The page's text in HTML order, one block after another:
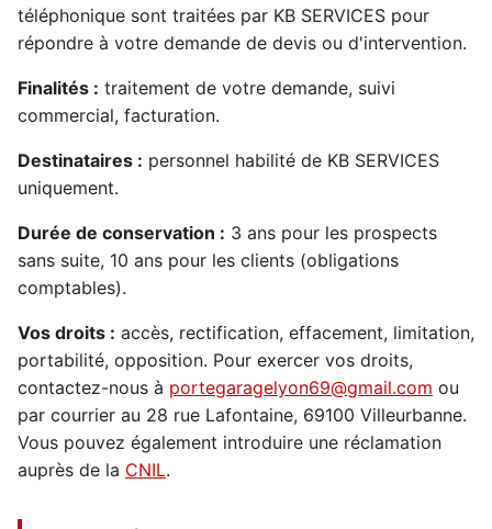
téléphonique sont traitées par KB SERVICES pour
répondre à votre demande de devis ou d'intervention.
Finalités : traitement de votre demande, suivi
commercial, facturation.
Destinataires : personnel habilité de KB SERVICES
uniquement.
Durée de conservation : 3 ans pour les prospects
sans suite, 10 ans pour les clients (obligations
comptables).
Vos droits : accès, rectification, effacement, limitation,
portabilité, opposition. Pour exercer vos droits,
contactez-nous à portegaragelyon69@gmail.com ou
par courrier au 28 rue Lafontaine, 69100 Villeurbanne.
Vous pouvez également introduire une réclamation
auprès de la CNIL.